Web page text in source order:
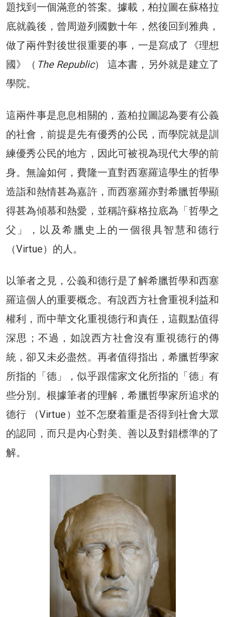
題找到一個滿意的答案。據載，柏拉圖在蘇格拉
底就義後，曾周遊列國數十年，然後回到雅典，
做了兩件對後世很重要的事，一是寫成了《理想
國》（ The Republic） 這本書，另外就是建立了
學院。
這兩件事是息息相關的，蓋柏拉圖認為要有公義
的社會，前提是先有優秀的公民，而學院就是訓
練優秀公民的地方，因此可被視為現代大學的前
身。無論如何，費隆一直對西塞羅這學生的哲學
造詣和熱情甚為嘉許，而西塞羅亦對希臘哲學顯
得甚為傾慕和熱愛，並稱許蘇格拉底為「哲學之
父」，以及希臘史上的一個很具智慧和德行
（Virtue）的人。
以筆者之見，公義和德行是了解希臘哲學和西塞
羅這個人的重要概念。有說西方社會重視利益和
權利，而中華文化重視德行和責任，這觀點值得
深思；不過，如說西方社會沒有重視德行的傳
統，卻又未必盡然。再者值得指出，希臘哲學家
所指的「德」，似乎跟儒家文化所指的「德」有
些分別。根據筆者的理解，希臘哲學家所追求的
德行 （Virtue）並不怎麼着重是否得到社會大眾
的認同，而只是內心對美、善以及對錯標準的了
解。